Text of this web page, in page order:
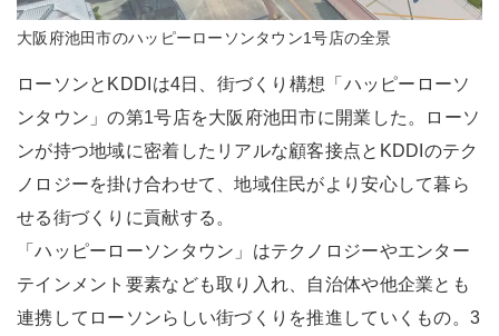
大阪府池田市のハッピーローソンタウン1号店の全景
ローソンとKDDIは4日、街づくり構想「ハッピーローソ
ンタウン」の第1号店を大阪府池田市に開業した。ローソ
ンが持つ地域に密着したリアルな顧客接点とKDDIのテク
ノロジーを掛け合わせて、地域住民がより安心して暮ら
せる街づくりに貢献する。
「ハッピーローソンタウン」はテクノロジーやエンター
テインメント要素なども取り入れ、自治体や他企業とも
連携してローソンらしい街づくりを推進していくもの。3